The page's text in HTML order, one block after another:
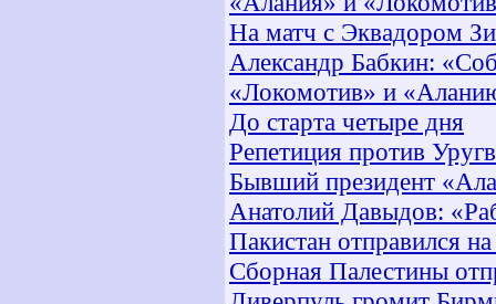
На матч с Эквадором
Александр Бабкин:
«Локомотив» и
До старта четыре дня
Репетиция против
Бывший президент
Анатолий Давыдов:
Пакистан отправился
Сборная Палестины